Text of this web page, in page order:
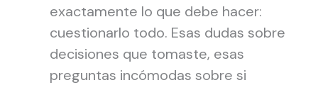
exactamente lo que debe hacer:
cuestionarlo todo. Esas dudas sobre
decisiones que tomaste, esas
preguntas incómodas sobre si